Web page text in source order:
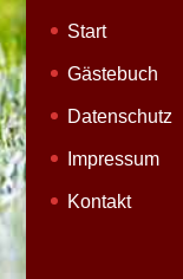
Start
Gästebuch
Datenschutz
Impressum
Kontakt